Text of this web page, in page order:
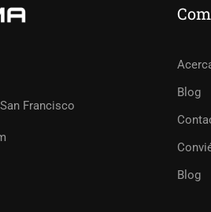
Francisco
Blog
Blog